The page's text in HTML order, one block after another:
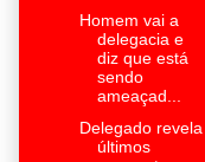
Homem vai a
delegacia e
diz que está
sendo
ameaçad...
Delegado revela
últimos